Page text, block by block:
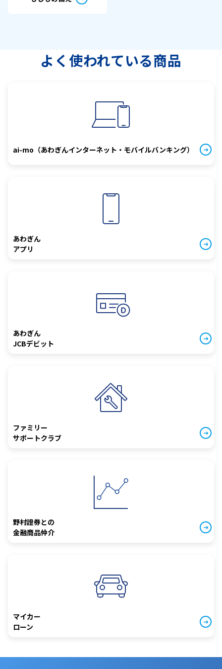
よく使われている商品
ai-mo（あわぎんインターネット・モバイルバンキング）
あわぎん
アプリ
あわぎん
JCBデビット
ファミリー
サポートクラブ
野村證券との
金融商品仲介
マイカー
ローン